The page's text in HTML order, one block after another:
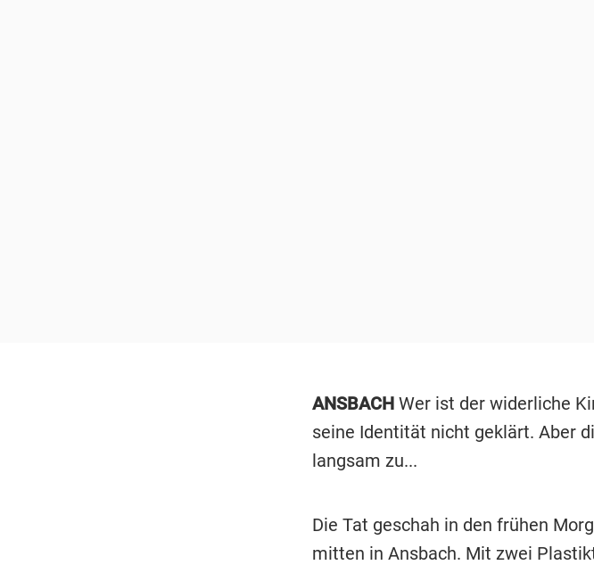
ANSBACHWer ist der widerliche
seine Identität nicht geklärt. Aber
langsam zu...
Die Tat geschah in den frühen
mitten in Ansbach. Mit zwei